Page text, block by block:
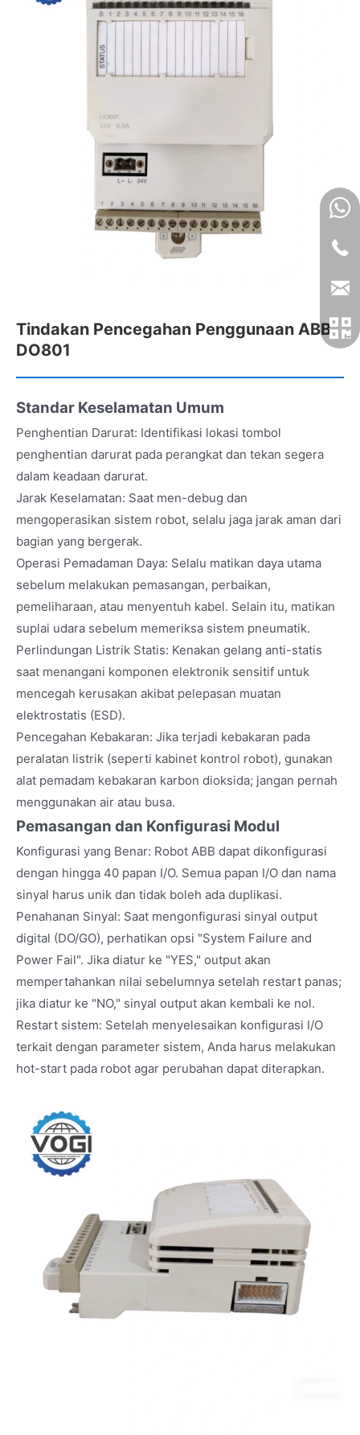
Tindakan Pencegahan Penggunaan ABB
DO801
Standar Keselamatan Umum
Penghentian Darurat: Identifikasi lokasi tombol
penghentian darurat pada perangkat dan tekan segera
dalam keadaan darurat.
Jarak Keselamatan: Saat men-debug dan
mengoperasikan sistem robot, selalu jaga jarak aman dari
bagian yang bergerak.
Operasi Pemadaman Daya: Selalu matikan daya utama
sebelum melakukan pemasangan, perbaikan,
pemeliharaan, atau menyentuh kabel. Selain itu, matikan
suplai udara sebelum memeriksa sistem pneumatik.
Perlindungan Listrik Statis: Kenakan gelang anti-statis
saat menangani komponen elektronik sensitif untuk
mencegah kerusakan akibat pelepasan muatan
elektrostatis (ESD).
Pencegahan Kebakaran: Jika terjadi kebakaran pada
peralatan listrik (seperti kabinet kontrol robot), gunakan
alat pemadam kebakaran karbon dioksida; jangan pernah
menggunakan air atau busa.
Pemasangan dan Konfigurasi Modul
Konfigurasi yang Benar: Robot ABB dapat dikonfigurasi
dengan hingga 40 papan I/O. Semua papan I/O dan nama
sinyal harus unik dan tidak boleh ada duplikasi.
Penahanan Sinyal: Saat mengonfigurasi sinyal output
digital (DO/GO), perhatikan opsi "System Failure and
Power Fail". Jika diatur ke "YES," output akan
mempertahankan nilai sebelumnya setelah restart panas;
jika diatur ke "NO," sinyal output akan kembali ke nol.
Restart sistem: Setelah menyelesaikan konfigurasi I/O
terkait dengan parameter sistem, Anda harus melakukan
hot-start pada robot agar perubahan dapat diterapkan.